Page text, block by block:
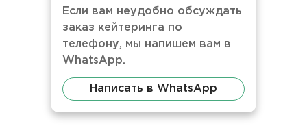
Если вам неудобно обсуждать
заказ кейтеринга по
телефону, мы напишем вам в
WhatsApp.
Написать в WhatsApp